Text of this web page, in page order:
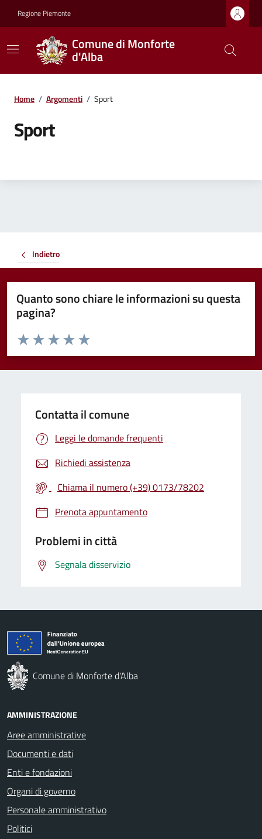
Regione Piemonte
Comune di Monforte
d'Alba
Home / Argomenti / Sport
Sport
Indietro
Quanto sono chiare le informazioni su questa
pagina?
Valuta da 1 a 5 stelle la pagina
Valuta 5 stelle su 5
Valuta 4 stelle su 5
Valuta 3 stelle su 5
Valuta 2 stelle su 5
Valuta 1 stelle su 5
Contatta il comune
Leggi le domande frequenti
Richiedi assistenza
Chiama il numero (+39) 0173/78202
Prenota appuntamento
Problemi in città
Segnala disservizio
Comune di Monforte d'Alba
AMMINISTRAZIONE
Aree amministrative
Documenti e dati
Enti e fondazioni
Organi di governo
Personale amministrativo
Politici